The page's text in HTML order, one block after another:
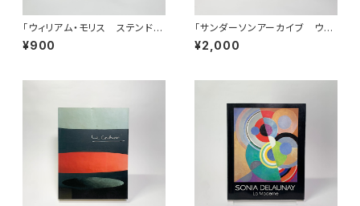
「ウィリアム・モリス ステンドグ
ラス・テキスタイル・壁紙」展図録
¥900
「サンダーソンアーカイブ ウィ
リアム・モリスと英国の壁紙展ー
美しい生活をもとめて」図録
¥2,000